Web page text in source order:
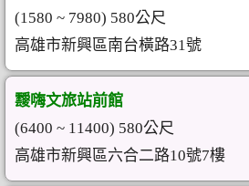
(1580 ~ 7980) 580公尺
高雄市新興區南台橫路31號
靉嗨文旅站前館
(6400 ~ 11400) 580公尺
高雄市新興區六合二路10號7樓